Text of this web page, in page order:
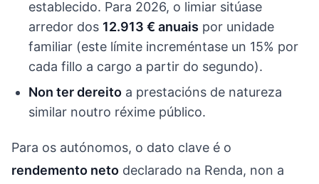
establecido. Para 2026, o limiar sitúase
arredor dos 12.913 € anuais por unidade
familiar (este límite increméntase un 15% por
cada fillo a cargo a partir do segundo).
Non ter dereito a prestacións de natureza
similar noutro réxime público.
Para os autónomos, o dato clave é o
rendemento neto declarado na Renda, non a